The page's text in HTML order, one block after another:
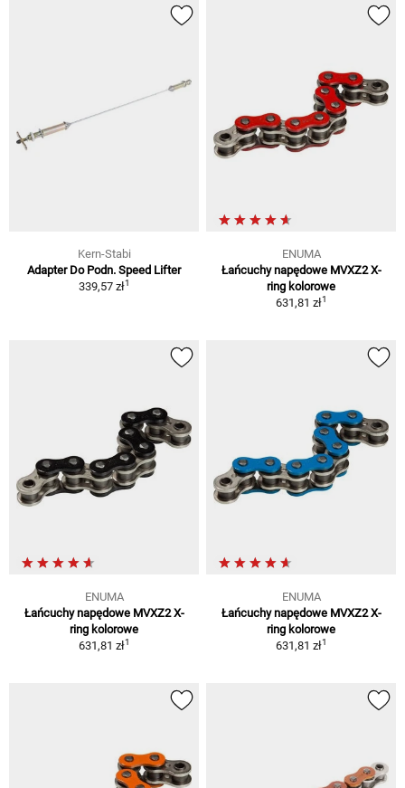
Kern-Stabi
Adapter Do Podn. Speed Lifter
339,57 zł1
ENUMA
Łańcuchy napędowe MVXZ2 X-
ring kolorowe
631,81 zł1
ENUMA
Łańcuchy napędowe MVXZ2 X-
ring kolorowe
631,81 zł1
ENUMA
Łańcuchy napędowe MVXZ2 X-
ring kolorowe
631,81 zł1